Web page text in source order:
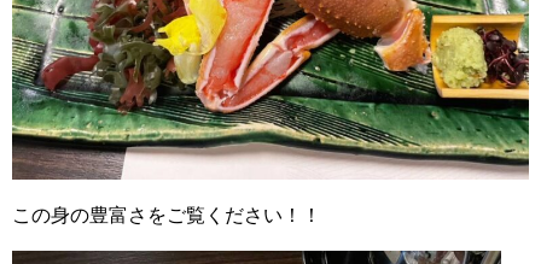
この身の豊富さをご覧ください！！